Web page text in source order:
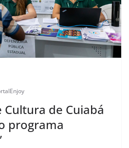
Cultura de Cuiabá
programa